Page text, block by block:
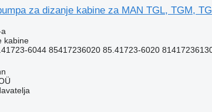
za dizanje kabine za MAN TGL, TGM,
kabine
6044 85417236020 85.41723-6020